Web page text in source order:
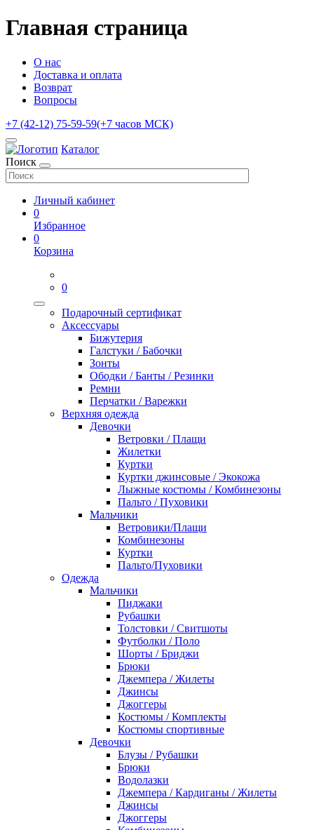
Главная страница
О нас
Доставка и оплата
Возврат
Вопросы
+7 (42-12) 75-59-59(+7 часов МСК)
Каталог
Поиск
Личный кабинет
0
Избранное
0
Корзина
0
Подарочный сертификат
Аксессуары
Бижутерия
Галстуки / Бабочки
Зонты
Ободки / Банты / Резинки
Ремни
Перчатки / Варежки
Верхняя одежда
Девочки
Ветровки / Плащи
Жилетки
Куртки
Куртки джинсовые / Экокожа
Лыжные костюмы / Комбинезоны
Пальто / Пуховики
Мальчики
Ветровики/Плащи
Комбинезоны
Куртки
Пальто/Пуховики
Одежда
Мальчики
Пиджаки
Рубашки
Толстовки / Свитшоты
Футболки / Поло
Шорты / Бриджи
Брюки
Джемпера / Жилеты
Джинсы
Джоггеры
Костюмы / Комплекты
Костюмы спортивные
Девочки
Блузы / Рубашки
Брюки
Водолазки
Джемпера / Кардиганы / Жилеты
Джинсы
Джоггеры